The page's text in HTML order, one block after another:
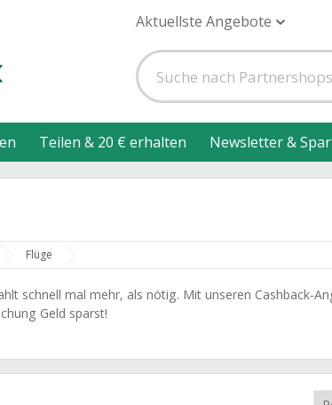
Aktuellste Angebote
Teilen & 20 € erhalten Newsletter &
Flüge
schnell mal mehr, als nötig. Mit unseren Cashback-
Geld sparst!